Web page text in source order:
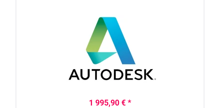
1 995,90 € *